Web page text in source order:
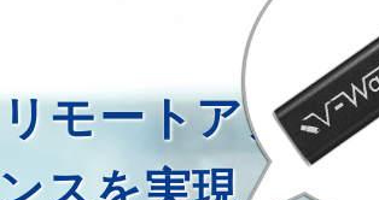
モートアクセス
スを実現